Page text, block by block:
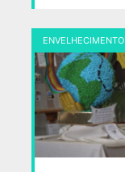
ENVELHECIMENTO